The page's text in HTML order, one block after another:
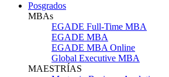
Posgrados
MBAs
EGADE Full-Time MBA
EGADE MBA
EGADE MBA Online
Global Executive MBA
MAESTRÍAS